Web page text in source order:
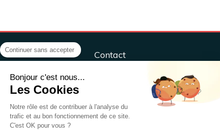
Contact
Centre ÔM&Co, sport, santé, bien-être
ÔM&CO, Sport, Santé, Bien-être,
79000 NIORT
France
Continuer sans accepter
Bonjour c'est nous...
Les Cookies
Notre rôle est de contribuer à l'analyse du
trafic et au bon fonctionnement de ce site.
C'est OK pour vous ?